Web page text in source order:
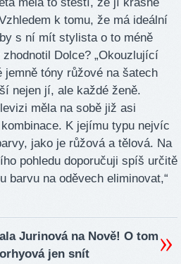
k tomu, že má ideální
s ní mít stylista o to méně
Dolce? „Okouzlující
jemně tóny růžové na šatech
nejen jí, ale každé ženě.
měla na sobě již asi
K jejímu typu nejvíc
jako je růžová a tělová. Na
pohledu doporučuji spíš určitě
barvu na oděvech eliminovat,“
Jurinová na Nově! O tom
jen snít